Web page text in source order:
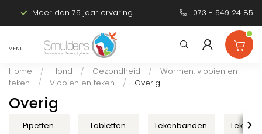
Meer dan 75 jaar ervaring Persoonlijk
073 - 549 24 85
MENU
Home / Hond / Gezondheid /
Wormen, vlooien en
teken
/ Vlooien en teken / Overig
Overig
Pipetten Tabletten Tekenbanden